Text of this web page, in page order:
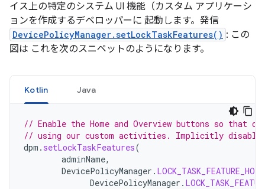
イス上の特定のシステム UI 機能（カスタム アプリケーシ
ョンを作成するデベロッパーに 起動します。発信
DevicePolicyManager.setLockTaskFeatures() : この
図は これを次のスニペットのようになります。
Kotlin Java
// Enable the Home and Overview buttons so that
// using our custom activities. Implicitly
dpm . setLockTaskFeatures(
adminName,
DevicePolicyManager . LOCK_TASK_FEATURE_HOME
DevicePolicyManager .